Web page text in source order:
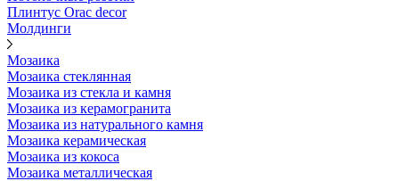
Плинтус Orac decor
Молдинги
Мозаика
Мозаика стеклянная
Мозаика из стекла и камня
Мозаика из керамогранита
Мозаика из натурального камня
Мозаика керамическая
Мозаика из кокоса
Мозаика металлическая